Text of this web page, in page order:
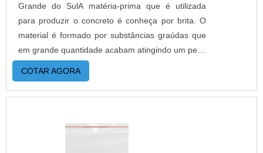
Grande do SulA matéria-prima que é utilizada
para produzir o concreto é conheça por brita. O
material é formado por substâncias graúdas que
em grande quantidade acabam atingindo um peso
elevado. Por isso, é necessário utilizar uma
embalagem específica que fornece maior controle
de estabilidade, como os sacos britas.MAIS
PRODUTOSão ideais para o transporte de
COTAR AGORA